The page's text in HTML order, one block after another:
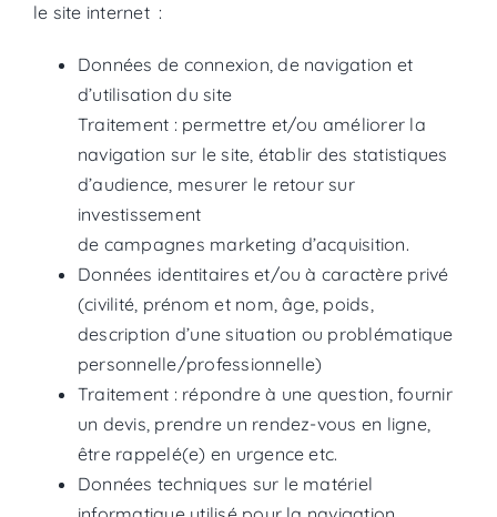
le site internet :
Données de connexion, de navigation et
d’utilisation du site
Traitement : permettre et/ou améliorer la
navigation sur le site, établir des statistiques
d’audience, mesurer le retour sur
investissement
de campagnes marketing d’acquisition.
Données identitaires et/ou à caractère privé
(civilité, prénom et nom, âge, poids,
description d’une situation ou problématique
personnelle/professionnelle)
Traitement : répondre à une question, fournir
un devis, prendre un rendez-vous en ligne,
être rappelé(e) en urgence etc.
Données techniques sur le matériel